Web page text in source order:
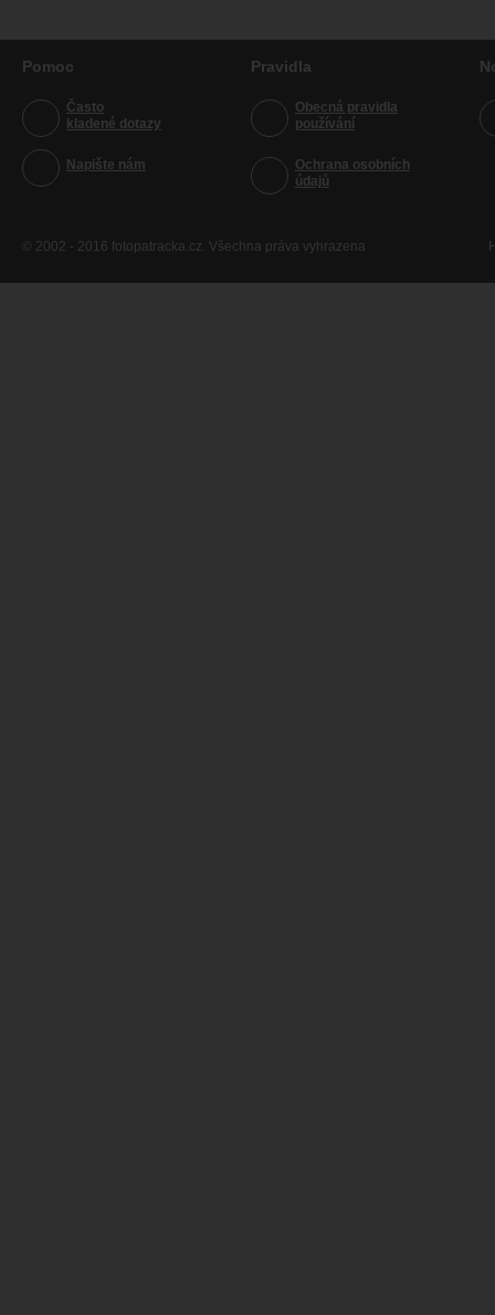
Pomoc
Často
kladené dotazy
Napište nám
Pravidla
Obecná pravidla
používání
Ochrana osobních
údajů
© 2002 - 2016 fotopatracka.cz. Všechna práva vyhrazena